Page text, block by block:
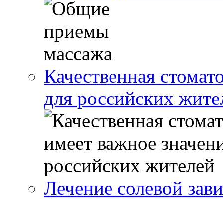
Качественная
для российских
Лечение солевой